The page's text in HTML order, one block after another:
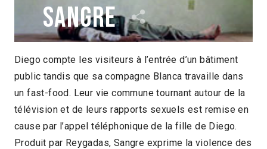
Sangre
Amat Escalante Mexique 2005
1h30
2010 > Panorama du cinéma mexicain
contemporain
Diego compte les visiteurs à l’entrée d’un bâtiment
public tandis que sa compagne Blanca travaille dans
un fast-food. Leur vie commune tournant autour de la
télévision et de leurs rapports sexuels est remise en
cause par l’appel téléphonique de la fille de Diego.
Produit par Reygadas, Sangre exprime la violence des